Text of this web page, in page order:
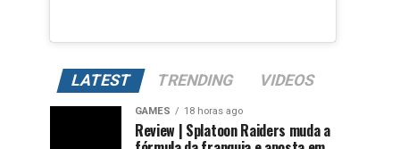
LATEST TRENDING VIDEOS
GAMES 18 horas ago
Review | Splatoon Raiders muda a